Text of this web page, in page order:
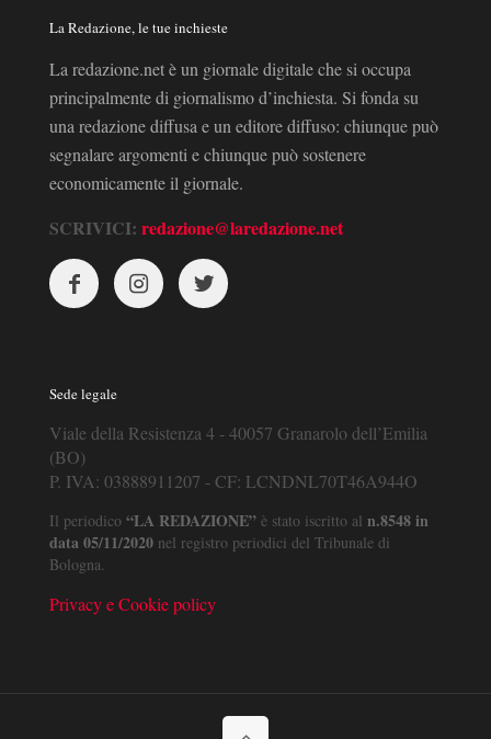
La Redazione, le tue inchieste
La redazione.net è un giornale digitale che si occupa
principalmente di giornalismo d’inchiesta. Si fonda su
una redazione diffusa e un editore diffuso: chiunque può
segnalare argomenti e chiunque può sostenere
economicamente il giornale.
SCRIVICI: redazione@laredazione.net
Sede legale
Viale della Resistenza 4 - 40057 Granarolo dell’Emilia
(BO)
P. IVA: 03888911207 - CF: LCNDNL70T46A944O
Il periodico “LA REDAZIONE” è stato iscritto al n.8548 in
data 05/11/2020 nel registro periodici del Tribunale di
Bologna.
Privacy e Cookie policy